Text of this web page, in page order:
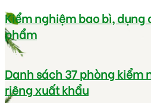
Kiểm nghiệm bao bì, dụng
phẩm
Danh sách 37 phòng kiểm
riêng xuất khẩu